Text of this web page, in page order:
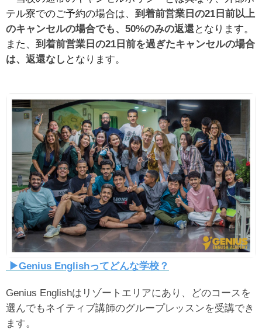
テル寮でのご予約の場合は、 到着前営業日の21日前以上
のキャンセルの場合でも、50%のみの返還 となります。
また、 到着前営業日の21日前を過ぎたキャンセルの場合
は、返還なし となります。
▶︎Genius Englishってどんな学校？
Genius Englishはリゾートエリアにあり、どのコースを
選んでもネイティブ講師のグループレッスンを受講でき
ます。